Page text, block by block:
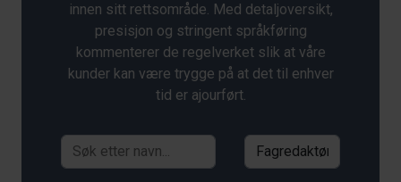
innen sitt rettsområde. Med detaljoversikt,
presisjon og stringent språkføring
kommenterer de regelverket slik at våre
kunder kan være trygge på at det til enhver
tid er ajourført.